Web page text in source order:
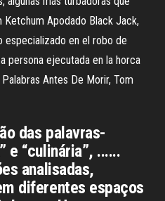
Apodado Black Jack,
especializado en el robo de
persona ejecutada en la horca
Antes De Morir, Tom
das palavras-
e “culinária”, ......
analisadas,
diferentes espaços